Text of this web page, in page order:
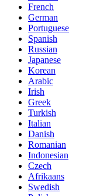
French
German
Portuguese
Spanish
Russian
Japanese
Korean
Arabic
Irish
Greek
Turkish
Italian
Danish
Romanian
Indonesian
Czech
Afrikaans
Swedish